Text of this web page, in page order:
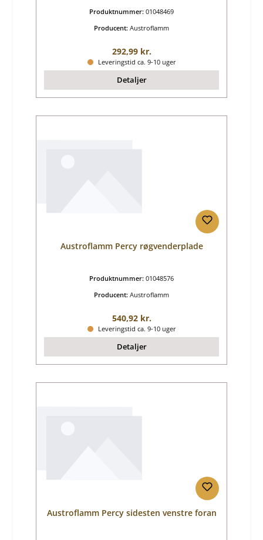
Produktnummer: 01048469
Producent: Austroflamm
Almindelig pris:
292,99 kr.
Leveringstid ca. 9-10 uger
Detaljer
Austroflamm Percy røgvenderplade
Produktnummer: 01048576
Producent: Austroflamm
Almindelig pris:
540,92 kr.
Leveringstid ca. 9-10 uger
Detaljer
Austroflamm Percy sidesten venstre foran